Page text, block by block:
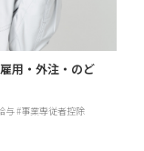
用・外注・のど
与 事業専従者控除